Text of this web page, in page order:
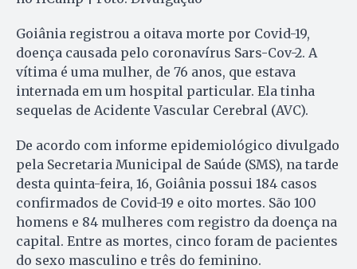
Goiânia registrou a oitava morte por Covid-19,
doença causada pelo coronavírus Sars-Cov-2. A
vítima é uma mulher, de 76 anos, que estava
internada em um hospital particular. Ela tinha
sequelas de Acidente Vascular Cerebral (AVC).
De acordo com informe epidemiológico divulgado
pela Secretaria Municipal de Saúde (SMS), na tarde
desta quinta-feira, 16, Goiânia possui 184 casos
confirmados de Covid-19 e oito mortes. São 100
homens e 84 mulheres com registro da doença na
capital. Entre as mortes, cinco foram de pacientes
do sexo masculino e três do feminino.